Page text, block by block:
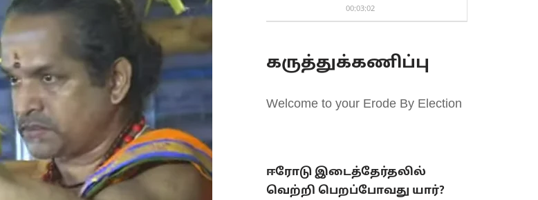
00:03:02
கருத்துக்கணிப்பு
Welcome to your Erode By Election
ஈரோடு இடைத்தேர்தலில்
வெற்றி பெறப்போவது யார்?